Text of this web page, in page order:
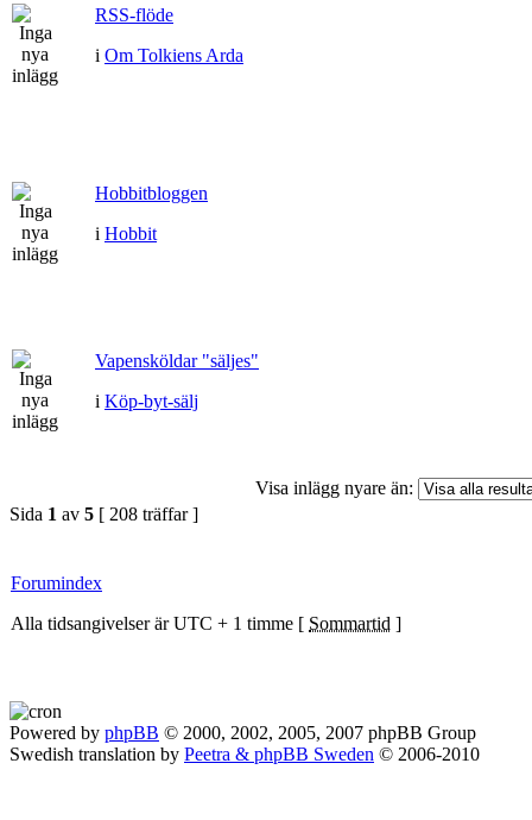
RSS-flöde
i Om Tolkiens Arda
Hobbitbloggen
i Hobbit
Vapensköldar "säljes"
i Köp-byt-sälj
Visa inlägg nyare än:
Sida 1 av 5 [ 208 träffar ]
Forumindex
Alla tidsangivelser är UTC + 1 timme [ Sommartid ]
Powered by phpBB © 2000, 2002, 2005, 2007 phpBB Group
Swedish translation by Peetra & phpBB Sweden © 2006-2010